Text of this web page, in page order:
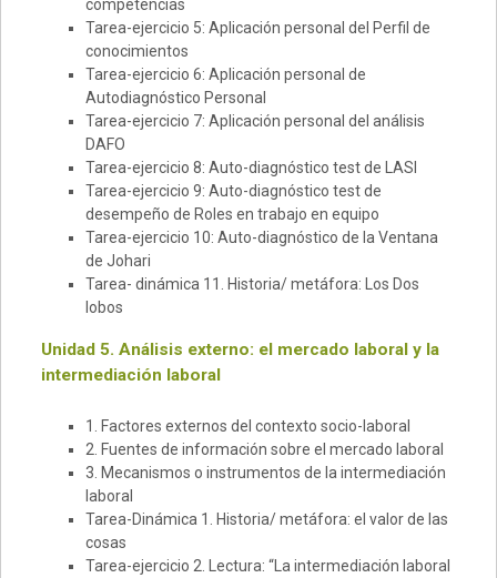
competencias
Tarea-ejercicio 5: Aplicación personal del Perfil de
conocimientos
Tarea-ejercicio 6: Aplicación personal de
Autodiagnóstico Personal
Tarea-ejercicio 7: Aplicación personal del análisis
DAFO
Tarea-ejercicio 8: Auto-diagnóstico test de LASI
Tarea-ejercicio 9: Auto-diagnóstico test de
desempeño de Roles en trabajo en equipo
Tarea-ejercicio 10: Auto-diagnóstico de la Ventana
de Johari
Tarea- dinámica 11. Historia/ metáfora: Los Dos
lobos
Unidad 5. Análisis externo: el mercado laboral y la
intermediación laboral
1. Factores externos del contexto socio-laboral
2. Fuentes de información sobre el mercado laboral
3. Mecanismos o instrumentos de la intermediación
laboral
Tarea-Dinámica 1. Historia/ metáfora: el valor de las
cosas
Tarea-ejercicio 2. Lectura: “La intermediación laboral